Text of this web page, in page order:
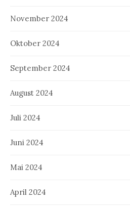
November 2024
Oktober 2024
September 2024
August 2024
Juli 2024
Juni 2024
Mai 2024
April 2024